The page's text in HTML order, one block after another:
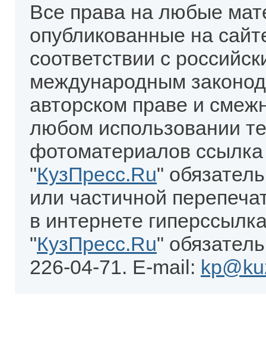
Все права на любые
опубликованные на
соответствии с
международным
авторском праве и
любом использовании
фотоматериалов
"КузПресс.Ru"
или частичной
в интернете
"КузПресс.Ru"
226-04-71. E-mail: